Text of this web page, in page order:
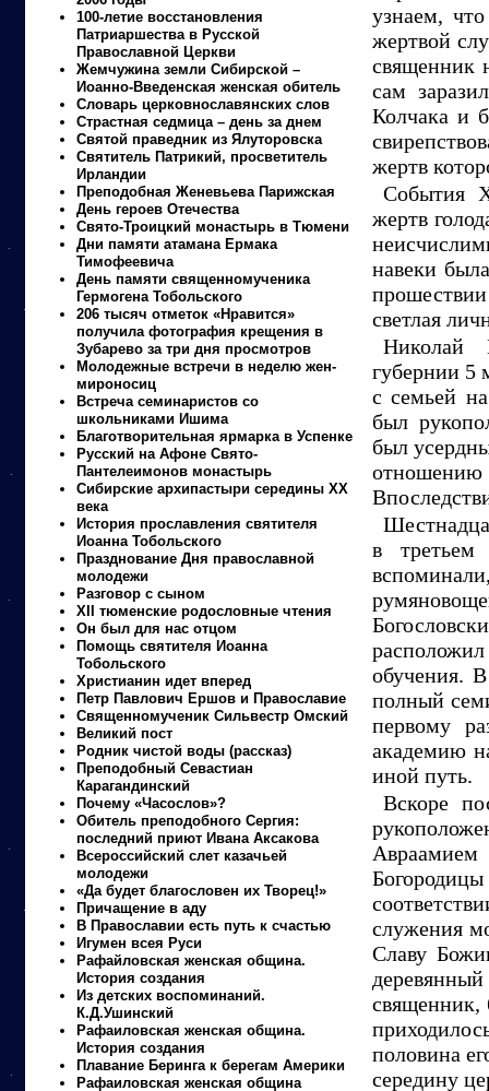
100-летие восстановления
Патриаршества в Русской
Православной Церкви
Жемчужина земли Сибирской –
Иоанно-Введенская женская обитель
Словарь церковнославянских слов
Страстная седмица – день за днем
Святой праведник из Ялуторовска
Святитель Патрикий, просветитель
Ирландии
Преподобная Женевьева Парижская
День героев Отечества
Свято-Троицкий монастырь в Тюмени
Дни памяти атамана Ермака
Тимофеевича
День памяти священномученика
Гермогена Тобольского
206 тысяч отметок «Нравится»
получила фотография крещения в
Зубарево за три дня просмотров
Молодежные встречи в неделю жен-
мироносиц
Встреча семинаристов со
школьниками Ишима
Благотворительная ярмарка в Успенке
Русский на Афоне Свято-
Пантелеимонов монастырь
Сибирские архипастыри середины XX
века
История прославления святителя
Иоанна Тобольского
Празднование Дня православной
молодежи
Разговор с сыном
XII тюменские родословные чтения
Он был для нас отцом
Помощь святителя Иоанна
Тобольского
Христианин идет вперед
Петр Павлович Ершов и Православие
Священномученик Сильвестр Омский
Великий пост
Родник чистой воды (рассказ)
Преподобный Севастиан
Карагандинский
Почему «Часослов»?
Обитель преподобного Сергия:
последний приют Ивана Аксакова
Всероссийский слет казачьей
молодежи
«Да будет благословен их Творец!»
Причащение в аду
В Православии есть путь к счастью
Игумен всея Руси
Рафайловская женская община.
История создания
Из детских воспоминаний.
К.Д.Ушинский
Рафаиловская женская община.
История создания
Плавание Беринга к берегам Америки
Рафаиловская женская община
узнаем,
жертвой
священник
сам
Колчака и
жертв
События
жертв
навеки
светлая
Николай
губернии 5
с семьей
был
был
в третьем
обучения.
полный
первому
академию
иной путь.
Вскоре
служения
Славу
священник,
половина
середину